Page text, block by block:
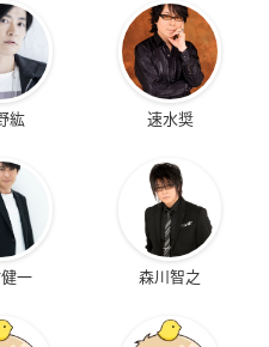
紘 速水奨
一 森川智之